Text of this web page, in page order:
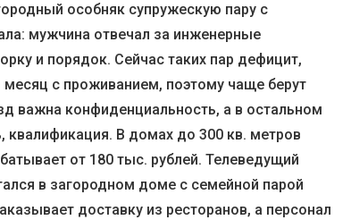
особняк супружескую пару с
мужчина отвечал за инженерные
и порядок. Сейчас таких пар дефицит,
месяц с проживанием, поэтому чаще берут
важна конфиденциальность, а в остальном
квалификация. В домах до 300 кв. метров
от 180 тыс. рублей. Телеведущий
в загородном доме с семейной парой
доставку из ресторанов, а персонал